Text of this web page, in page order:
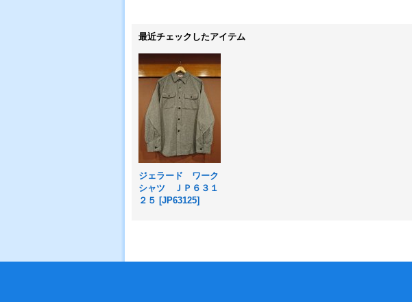
最近チェックしたアイテム
ジェラード ワーク
シャツ ＪＰ６３１
２５ [JP63125]